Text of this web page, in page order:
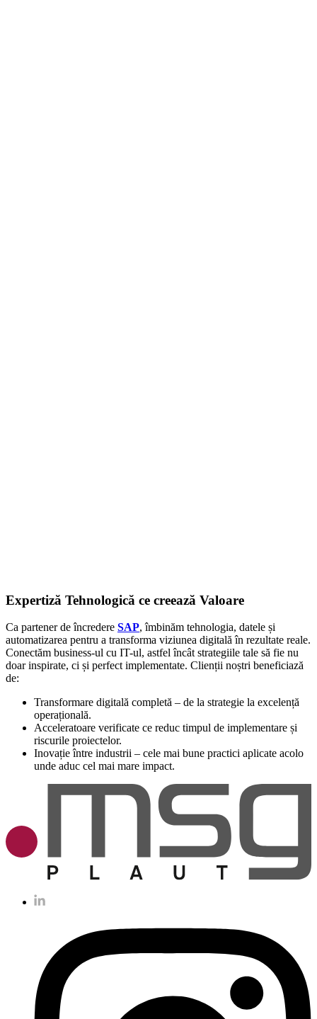
Expertiză Tehnologică ce creează Valoare
Ca partener de încredere SAP, îmbinăm tehnologia, datele și
automatizarea pentru a transforma viziunea digitală în rezultate reale.
Conectăm business-ul cu IT-ul, astfel încât strategiile tale să fie nu
doar inspirate, ci și perfect implementate. Clienții noștri beneficiază
de:
Transformare digitală completă – de la strategie la excelență
operațională.
Acceleratoare verificate ce reduc timpul de implementare și
riscurile proiectelor.
Inovație între industrii – cele mai bune practici aplicate acolo
unde aduc cel mai mare impact.